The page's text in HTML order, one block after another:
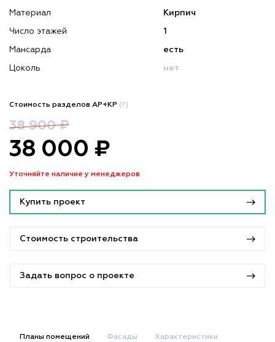
Материал Кирпич
Число этажей 1
Мансарда есть
Цоколь нет
Стоимость разделов АР+КР (?)
38 900 ₽
38 000 ₽
Уточняйте наличие у менеджеров
Купить проект
Стоимость строительства
Задать вопрос о проекте
Планы помещений Фасады Характеристики